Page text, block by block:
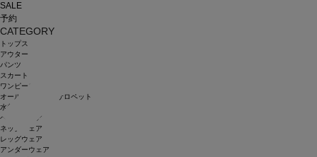
SALE
予約
CATEGORY
トップス
アウター
パンツ
スカート
ワンピース
オールインワン・サロペット
水着
ヘッドウェア
ネックウェア
レッグウェア
アンダーウェア